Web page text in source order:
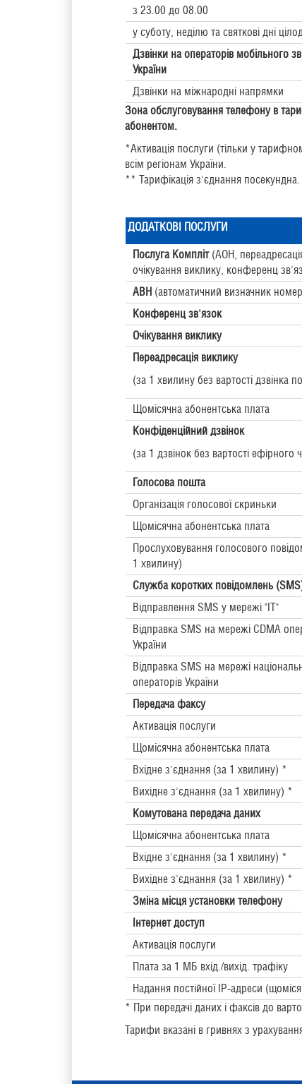
з 23.00 до 08.00
у суботу, неділю та святкові дні
Дзвінки наоператорів мобільного
України
Дзвінки на міжнародні напрямки
Зона обслуговування телефону в
абонентом.
*Активація послуги (тільки у
всім регіонам України.
** Тарифікація з'єднання посекундна.
ДОДАТКОВІ ПОСЛУГИ
Послуга Компліт(АОН,
очікування виклику, конференц
АВН (автоматичний визначник
Конференц зв'язок
Очікування виклику
Переадресація виклику
(за 1 хвилину без вартості дзвінка
Щомісячна абонентська плата
Конфіденційний дзвінок
(за 1 дзвінок без вартості ефірного
Голосова пошта
Організація голосової скриньки
Щомісячна абонентська плата
Прослуховування голосового
1 хвилину)
Служба коротких повідомлень
Відправлення SMS у мережі "ІТ"
Відправка SMS на мережі CDMA
України
Відправка SMS на мережі
операторів України
Передача факсу
Активація послуги
Щомісячна абонентська плата
Вхідне з'єднання (за 1 хвилину) *
Вихідне з'єднання (за 1 хвилину) *
Комутована передача даних
Щомісячна абонентська плата
Вхідне з'єднання (за 1 хвилину) *
Вихідне з'єднання (за 1 хвилину) *
Зміна місця установки телефону
Інтернет доступ
Активація послуги
Плата за 1 МБ вхід./вихід. трафіку
Надання постійної IP-aдpecи
* При передачі даних і факсів до
Тарифи вказані в гривнях з